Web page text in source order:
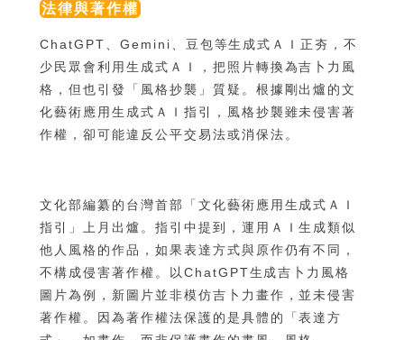
法律與著作權
ChatGPT、Gemini、豆包等生成式ＡＩ正夯，不
少民眾會利用生成式ＡＩ，把照片轉換為吉卜力風
格，但也引發「風格抄襲」質疑。根據剛出爐的文
化藝術應用生成式ＡＩ指引，風格抄襲雖未侵害著
作權，卻可能違反公平交易法或消保法。
文化部編纂的台灣首部「文化藝術應用生成式ＡＩ
指引」上月出爐。指引中提到，運用ＡＩ生成類似
他人風格的作品，如果表達方式與原作仍有不同，
不構成侵害著作權。以ChatGPT生成吉卜力風格
圖片為例，新圖片並非模仿吉卜力畫作，並未侵害
著作權。因為著作權法保護的是具體的「表達方